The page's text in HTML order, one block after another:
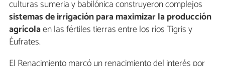
culturas sumeria y babilónica construyeron complejos
sistemas de irrigación para maximizar la producción
agrícolaen las fértiles tierras entre los ríos Tigris y
Éufrates.